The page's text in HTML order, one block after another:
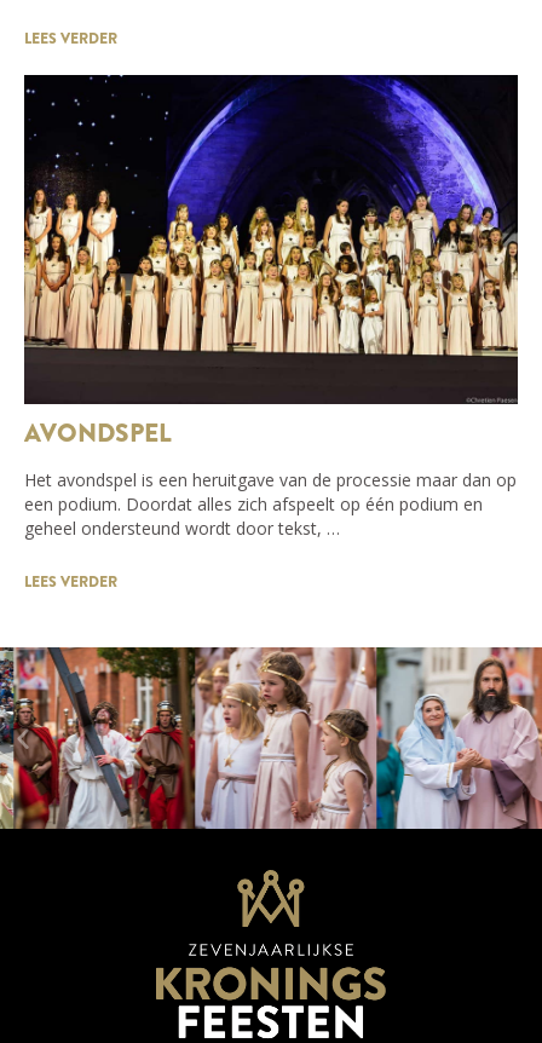
LEES VERDER
AVONDSPEL
Het avondspel is een heruitgave van de processie maar dan op
een podium. Doordat alles zich afspeelt op één podium en
geheel ondersteund wordt door tekst, …
LEES VERDER